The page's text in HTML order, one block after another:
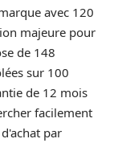
avec 120
majeure pour
de 148
sur 100
de 12 mois
facilement
par